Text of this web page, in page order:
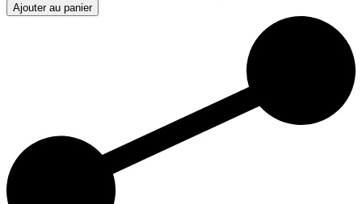
Ajouter au panier